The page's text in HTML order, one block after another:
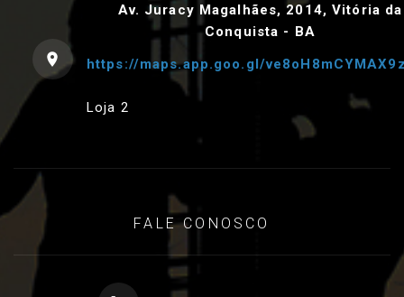
Av. Juracy Magalhães, 2014, Vitória da
Conquista - BA
https://maps.app.goo.gl/
Loja 2
FALE CONOSCO